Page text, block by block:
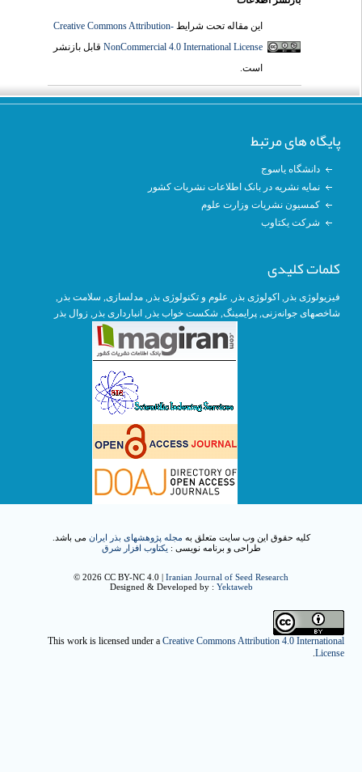
این مقاله تحت شرایطCreative Commons Attribution-
NonCommercial 4.0 International Licenseقابل بازنشر
است.
پایگاه های مرتبط
دانشگاه یاسوج
نمایه نشریه در بانک اطلاعات نشریات کشور
کمسیون نشریات وزارت علوم
شرکت یکتاوب
کلمات کلیدی
فیزیولوژی بذر, اکولوژی بذر, علوم و تکنولوژی بذر, مدلسازی, سلامت بذر,
شاخصهای جوانه‌زنی,پرایمینگ, شکست خواب بذر, انبارداری بذر, زوال بذر
کلیه حقوق این وب سایت متعلق به مجله پژوهشهای بذر ایران می باشد.
طراحی و برنامه نویسی : یکتاوب افزار شرق
© 2026 CC BY-NC 4.0 |Iranian Journal of Seed Research
Designed & Developed by :Yektaweb
This work is licensed under aCreative Commons Attribution 4.0 International
License
.